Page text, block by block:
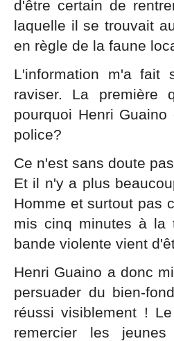
d'être certain de
laquelle il se trouvait
en règle de la faune
L'information m'a fait
raviser. La première
pourquoi Henri
police?
Ce n'est sans doute
Et il n'y a plus
Homme et surtout pas
mis cinq minutes à la
bande violente vient
Henri Guaino a donc
persuader du bien-
réussi visiblement !
remercier les